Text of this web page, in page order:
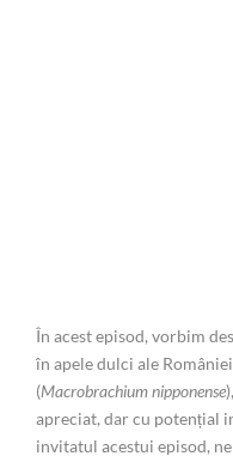
În acest episod, vorbim
în apele dulci ale
(Macrobrachium nipponense
apreciat, dar cu potențial
invitatul acestui episod,